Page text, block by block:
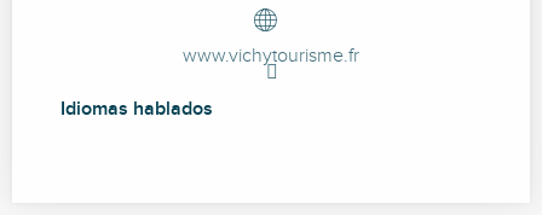
www.vichytourisme.fr
Idiomas hablados
Idiomas hablados